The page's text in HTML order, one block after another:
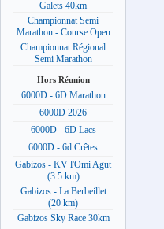
Galets 40km
Championnat Semi
Marathon - Course Open
Championnat Régional
Semi Marathon
Hors Réunion
6000D - 6D Marathon
6000D 2026
6000D - 6D Lacs
6000D - 6d Crêtes
Gabizos - KV l'Omi Agut
(3.5 km)
Gabizos - La Berbeillet
(20 km)
Gabizos Sky Race 30km